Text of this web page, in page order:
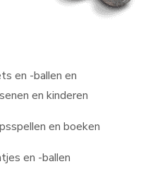
en -ballen en
en kinderen
en boeken
en -ballen